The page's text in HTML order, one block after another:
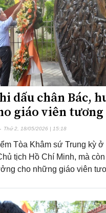
dấu chân Bác,
giáo viên
Thứ 2, 18/05/2026 | 15:18
Tòa Khâm sứ Trung kỳ
tịch Hồ Chí Minh, mà còn
cho những giáo viên